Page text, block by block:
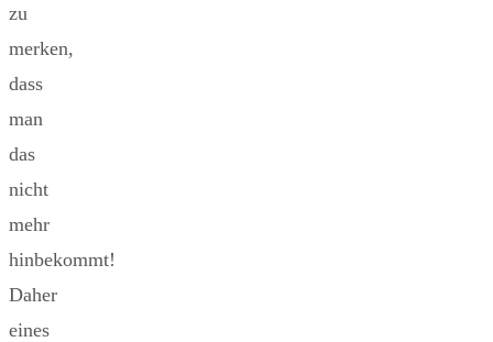
zu
merken,
dass
man
das
nicht
mehr
hinbekommt!
Daher
eines